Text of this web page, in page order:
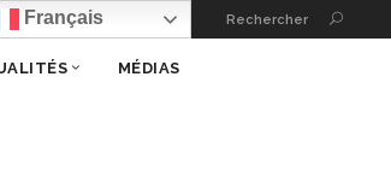
Français Rechercher
MÉDIAS